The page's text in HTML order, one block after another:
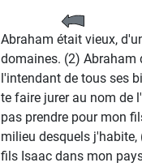
Abraham était vieux,
domaines. (2) Abraham
l'intendant de tous ses
te faire jurer au nom de
pas prendre pour mon
milieu desquels
fils Isaac dans mon